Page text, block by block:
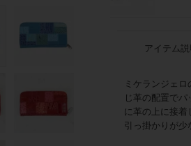
アイテム説
ミケランジェ
じ革の配置で
に革の上に接着
引っ掛かりが少